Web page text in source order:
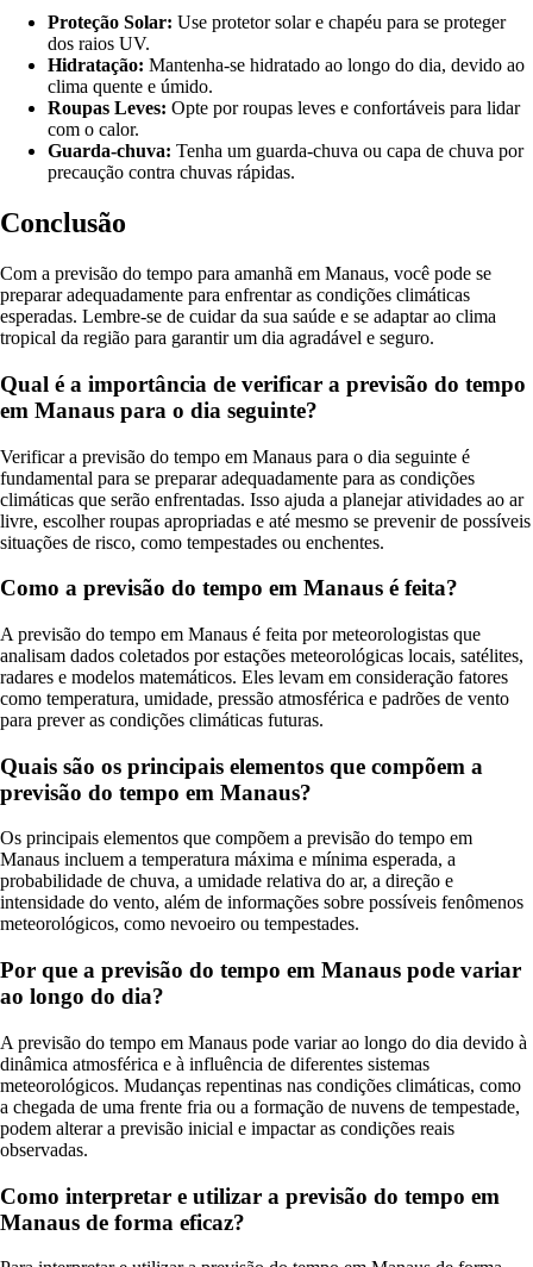
Proteção Solar: Use protetor solar e chapéu para se proteger
dos raios UV.
Hidratação: Mantenha-se hidratado ao longo do dia, devido ao
clima quente e úmido.
Roupas Leves: Opte por roupas leves e confortáveis para lidar
com o calor.
Guarda-chuva: Tenha um guarda-chuva ou capa de chuva por
precaução contra chuvas rápidas.
Conclusão
Com a previsão do tempo para amanhã em Manaus, você pode se
preparar adequadamente para enfrentar as condições climáticas
esperadas. Lembre-se de cuidar da sua saúde e se adaptar ao clima
tropical da região para garantir um dia agradável e seguro.
Qual é a importância de verificar a previsão do tempo
em Manaus para o dia seguinte?
Verificar a previsão do tempo em Manaus para o dia seguinte é
fundamental para se preparar adequadamente para as condições
climáticas que serão enfrentadas. Isso ajuda a planejar atividades ao ar
livre, escolher roupas apropriadas e até mesmo se prevenir de possíveis
situações de risco, como tempestades ou enchentes.
Como a previsão do tempo em Manaus é feita?
A previsão do tempo em Manaus é feita por meteorologistas que
analisam dados coletados por estações meteorológicas locais, satélites,
radares e modelos matemáticos. Eles levam em consideração fatores
como temperatura, umidade, pressão atmosférica e padrões de vento
para prever as condições climáticas futuras.
Quais são os principais elementos que compõem a
previsão do tempo em Manaus?
Os principais elementos que compõem a previsão do tempo em
Manaus incluem a temperatura máxima e mínima esperada, a
probabilidade de chuva, a umidade relativa do ar, a direção e
intensidade do vento, além de informações sobre possíveis fenômenos
meteorológicos, como nevoeiro ou tempestades.
Por que a previsão do tempo em Manaus pode variar
ao longo do dia?
A previsão do tempo em Manaus pode variar ao longo do dia devido à
dinâmica atmosférica e à influência de diferentes sistemas
meteorológicos. Mudanças repentinas nas condições climáticas, como
a chegada de uma frente fria ou a formação de nuvens de tempestade,
podem alterar a previsão inicial e impactar as condições reais
observadas.
Como interpretar e utilizar a previsão do tempo em
Manaus de forma eficaz?